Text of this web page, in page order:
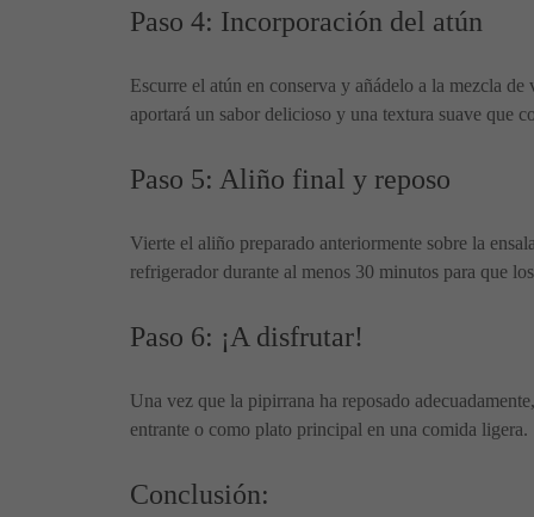
Paso 4: Incorporación del atún
Escurre el atún en conserva y añádelo a la mezcla
aportará un sabor delicioso y una textura suave que
Paso 5: Aliño final y reposo
Vierte el aliño preparado anteriormente sobre la
refrigerador durante al menos 30 minutos para que
Paso 6: ¡A disfrutar!
Una vez que la pipirrana ha reposado
entrante o como plato principal en una comida
Conclusión: